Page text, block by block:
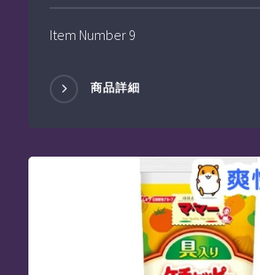
Item Number 9
商品詳細